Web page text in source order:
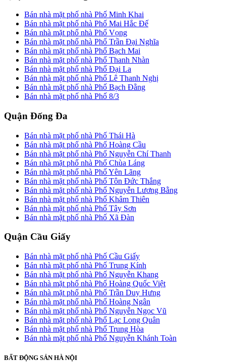
Bán nhà mặt phố nhà Phố Minh Khai
Bán nhà mặt phố nhà Phố Mai Hắc Đế
Bán nhà mặt phố nhà Phố Vọng
Bán nhà mặt phố nhà Phố Trần Đại Nghĩa
Bán nhà mặt phố nhà Phố Bạch Mai
Bán nhà mặt phố nhà Phố Thanh Nhàn
Bán nhà mặt phố nhà Phố Đại La
Bán nhà mặt phố nhà Phố Lê Thanh Nghị
Bán nhà mặt phố nhà Phố Bạch Đằng
Bán nhà mặt phố nhà Phố 8/3
Quận Đống Đa
Bán nhà mặt phố nhà Phố Thái Hà
Bán nhà mặt phố nhà Phố Hoàng Cầu
Bán nhà mặt phố nhà Phố Nguyễn Chí Thanh
Bán nhà mặt phố nhà Phố Chùa Láng
Bán nhà mặt phố nhà Phố Yên Lãng
Bán nhà mặt phố nhà Phố Tôn Đức Thắng
Bán nhà mặt phố nhà Phố Nguyễn Lương Bằng
Bán nhà mặt phố nhà Phố Khâm Thiên
Bán nhà mặt phố nhà Phố Tây Sơn
Bán nhà mặt phố nhà Phố Xã Đàn
Quận Cầu Giấy
Bán nhà mặt phố nhà Phố Cầu Giấy
Bán nhà mặt phố nhà Phố Trung Kính
Bán nhà mặt phố nhà Phố Nguyễn Khang
Bán nhà mặt phố nhà Phố Hoàng Quốc Việt
Bán nhà mặt phố nhà Phố Trần Duy Hưng
Bán nhà mặt phố nhà Phố Hoàng Ngân
Bán nhà mặt phố nhà Phố Nguyễn Ngọc Vũ
Bán nhà mặt phố nhà Phố Lạc Long Quân
Bán nhà mặt phố nhà Phố Trung Hòa
Bán nhà mặt phố nhà Phố Nguyễn Khánh Toàn
BẤT ĐỘNG SẢN HÀ NỘI